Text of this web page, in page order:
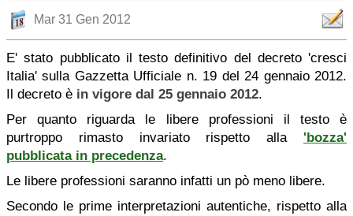
Mar 31 Gen 2012
E' stato pubblicato il testo definitivo del decreto 'cresci
Italia' sulla Gazzetta Ufficiale n. 19 del 24 gennaio 2012.
Il decreto è in vigore dal 25 gennaio 2012.
Per quanto riguarda le libere professioni il testo è
purtroppo rimasto invariato rispetto alla 'bozza'
pubblicata in precedenza.
Le libere professioni saranno infatti un pò meno libere.
Secondo le prime interpretazioni autentiche, rispetto alla